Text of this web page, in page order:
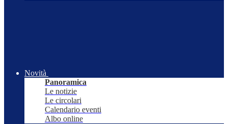
Novità
Panoramica
Le notizie
Le circolari
Calendario eventi
Albo online